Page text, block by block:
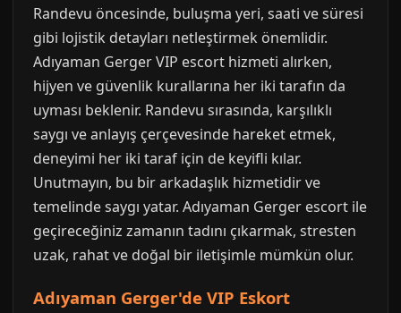
Randevu öncesinde, buluşma yeri, saati ve süresi
gibi lojistik detayları netleştirmek önemlidir.
Adıyaman Gerger VIP escort hizmeti alırken,
hijyen ve güvenlik kurallarına her iki tarafın da
uyması beklenir. Randevu sırasında, karşılıklı
saygı ve anlayış çerçevesinde hareket etmek,
deneyimi her iki taraf için de keyifli kılar.
Unutmayın, bu bir arkadaşlık hizmetidir ve
temelinde saygı yatar. Adıyaman Gerger escort ile
geçireceğiniz zamanın tadını çıkarmak, stresten
uzak, rahat ve doğal bir iletişimle mümkün olur.
Adıyaman Gerger'de VIP Eskort